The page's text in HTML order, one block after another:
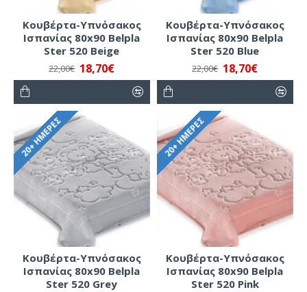
Κουβέρτα-Υπνόσακος
Ισπανίας 80x90 Belpla
Ster 520 Beige
18,70€
22,00€
Κουβέρτα-Υπνόσακος
Ισπανίας 80x90 Belpla
Ster 520 Blue
18,70€
22,00€
20+ ΗΜΈΡΕΣ
Κουβέρτα-Υπνόσακος
Ισπανίας 80x90 Belpla
Ster 520 Grey
20+ ΗΜΈΡΕΣ
Κουβέρτα-Υπνόσακος
Ισπανίας 80x90 Belpla
Ster 520 Pink